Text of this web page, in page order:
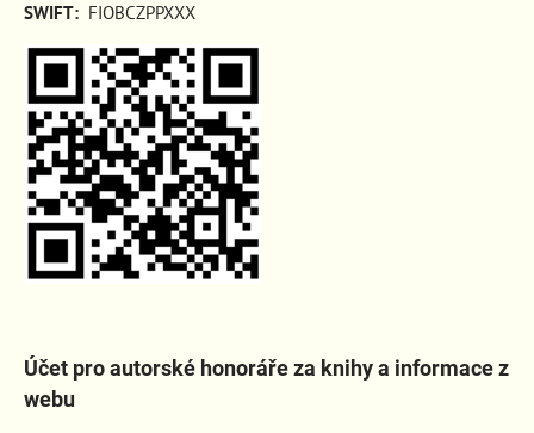
SWIFT: FIOBCZPPXXX
Účet pro autorské honoráře za knihy a informace z
webu